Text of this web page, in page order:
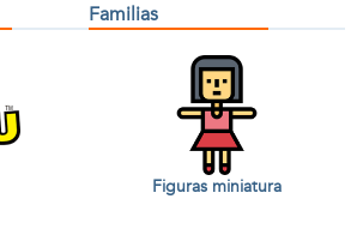
Familias
Figuras miniatura